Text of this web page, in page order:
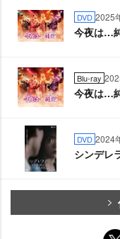
DVD 2025
今夜は…
Blu-ray
今夜は…
DVD 2024
シンデレ